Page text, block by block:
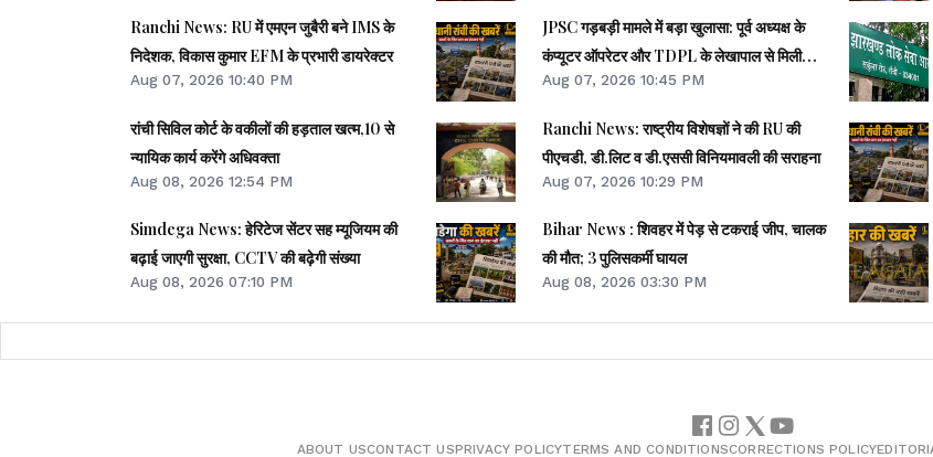
Ranchi News: RU में एमएन जुबैरी बने IMS के
निदेशक, विकास कुमार EFM के प्रभारी डायरेक्टर
Aug 07, 2026 10:40 PM
रांची सिविल कोर्ट के वकीलों की हड़ताल खत्म,10 से
न्यायिक कार्य करेंगे अधिवक्ता
Aug 08, 2026 12:54 PM
Simdega News: हेरिटेज सेंटर सह म्यूजियम की
बढ़ाई जाएगी सुरक्षा, CCTV की बढ़ेगी संख्या
Aug 08, 2026 07:10 PM
JPSC गड़बड़ी मामले में बड़ा खुलासा: पूर्व अध्यक्ष के
कंप्यूटर ऑपरेटर और TDPL के लेखापाल से मिली
अहम जानकारी
Aug 07, 2026 10:45 PM
Ranchi News: राष्ट्रीय विशेषज्ञों ने की RU की
पीएचडी, डी.लिट व डी.एससी विनियमावली की सराहना
Aug 07, 2026 10:29 PM
Bihar News : शिवहर में पेड़ से टकराई जीप, चालक
की मौत; 3 पुलिसकर्मी घायल
Aug 08, 2026 03:30 PM
ABOUT USCONTACT USPRIVACY POLICYTERMS AND CONDITIONSCORRECTIONS POLICY